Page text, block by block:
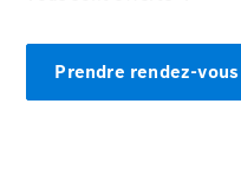
Nous trouver
Prendre rendez-vous